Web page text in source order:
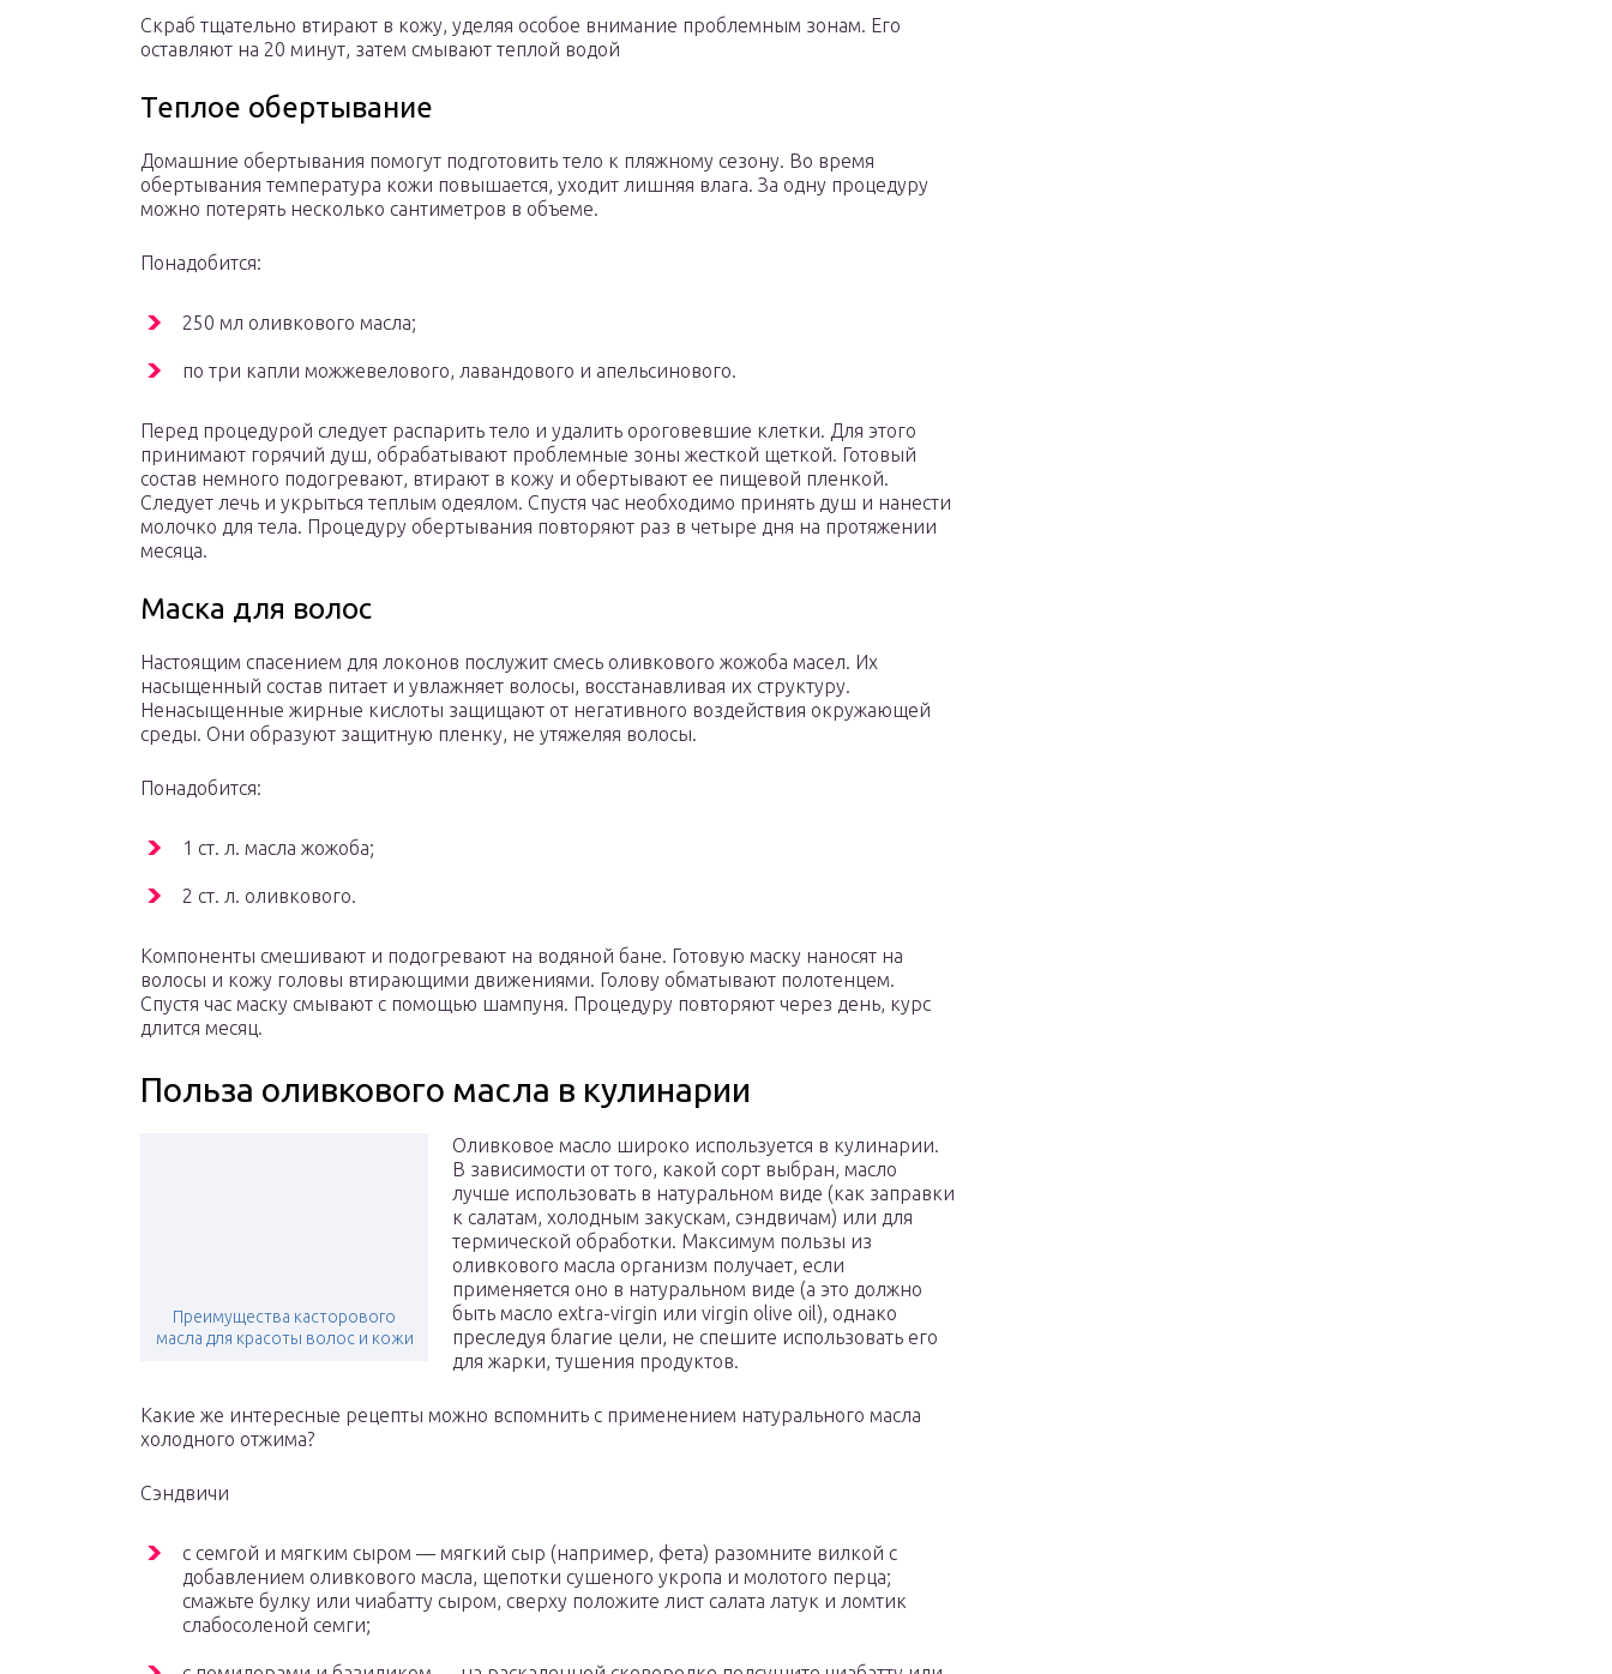
Скраб тщательно втирают в кожу, уделяя особое внимание проблемным зонам. Его
оставляют на 20 минут, затем смывают теплой водой
Теплое обертывание
Домашние обертывания помогут подготовить тело к пляжному сезону. Во время
обертывания температура кожи повышается, уходит лишняя влага. За одну процедуру
можно потерять несколько сантиметров в объеме.
Понадобится:
250 мл оливкового масла;
по три капли можжевелового, лавандового и апельсинового.
Перед процедурой следует распарить тело и удалить ороговевшие клетки. Для этого
принимают горячий душ, обрабатывают проблемные зоны жесткой щеткой. Готовый
состав немного подогревают, втирают в кожу и обертывают ее пищевой пленкой.
Следует лечь и укрыться теплым одеялом. Спустя час необходимо принять душ и нанести
молочко для тела. Процедуру обертывания повторяют раз в четыре дня на протяжении
месяца.
Маска для волос
Настоящим спасением для локонов послужит смесь оливкового жожоба масел. Их
насыщенный состав питает и увлажняет волосы, восстанавливая их структуру.
Ненасыщенные жирные кислоты защищают от негативного воздействия окружающей
среды. Они образуют защитную пленку, не утяжеляя волосы.
Понадобится:
1 ст. л. масла жожоба;
2 ст. л. оливкового.
Компоненты смешивают и подогревают на водяной бане. Готовую маску наносят на
волосы и кожу головы втирающими движениями. Голову обматывают полотенцем.
Спустя час маску смывают с помощью шампуня. Процедуру повторяют через день, курс
длится месяц.
Польза оливкового масла в кулинарии
Преимущества касторового
масла для красоты волос и кожи
Оливковое масло широко используется в кулинарии.
В зависимости от того, какой сорт выбран, масло
лучше использовать в натуральном виде (как заправки
к салатам, холодным закускам, сэндвичам) или для
термической обработки. Максимум пользы из
оливкового масла организм получает, если
применяется оно в натуральном виде (а это должно
быть масло еxtra-virgin или virgin olive oil), однако
преследуя благие цели, не спешите использовать его
для жарки, тушения продуктов.
Какие же интересные рецепты можно вспомнить с применением натурального масла
холодного отжима?
Сэндвичи
с семгой и мягким сыром — мягкий сыр (например, фета) разомните вилкой с
добавлением оливкового масла, щепотки сушеного укропа и молотого перца;
смажьте булку или чиабатту сыром, сверху положите лист салата латук и ломтик
слабосоленой семги;